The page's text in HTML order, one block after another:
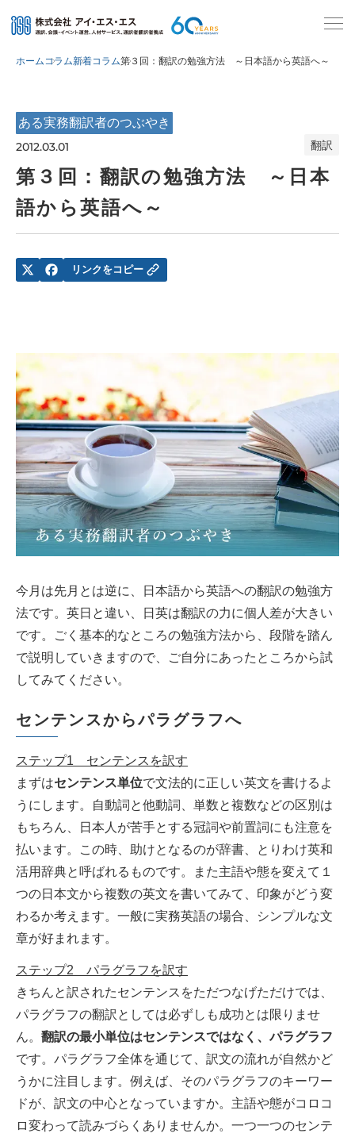
ホームコラム新着コラム第３回：翻訳の勉強方法 ～日本語から英語へ～
ある実務翻訳者のつぶやき
2012.03.01 翻訳
第３回：翻訳の勉強方法 ～日本
語から英語へ～
リンクをコピー
今月は先月とは逆に、日本語から英語への翻訳の勉強方
法です。英日と違い、日英は翻訳の力に個人差が大きい
です。ごく基本的なところの勉強方法から、段階を踏ん
で説明していきますので、ご自分にあったところから試
してみてください。
センテンスからパラグラフへ
ステップ1 センテンスを訳す
まずはセンテンス単位で文法的に正しい英文を書けるよ
うにします。自動詞と他動詞、単数と複数などの区別は
もちろん、日本人が苦手とする冠詞や前置詞にも注意を
払います。この時、助けとなるのが辞書、とりわけ英和
活用辞典と呼ばれるものです。また主語や態を変えて１
つの日本文から複数の英文を書いてみて、印象がどう変
わるか考えます。一般に実務英語の場合、シンプルな文
章が好まれます。
ステップ2 パラグラフを訳す
きちんと訳されたセンテンスをただつなげただけでは、
パラグラフの翻訳としては必ずしも成功とは限りませ
ん。 翻訳の最小単位はセンテンスではなく、パラグラフ
です。パラグラフ全体を通じて、訳文の流れが自然かど
うかに注目します。例えば、そのパラグラフのキーワー
ドが、訳文の中心となっていますか。主語や態がコロコ
ロ変わって読みづらくありませんか。一つ一つのセンテ